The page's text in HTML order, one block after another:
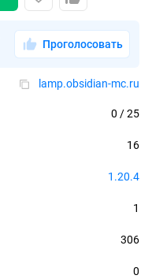
Проголосовать
lamp.obsidian-mc.ru
0 / 25
16
1.20.4
1
306
0